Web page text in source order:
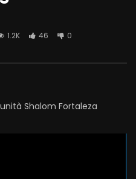
1.2K 46 0
Shalom Fortaleza